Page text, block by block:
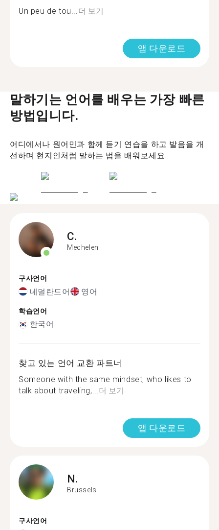
Un peu de tou... 더 보기
앱 다운로드
말하기는 언어를 배우는 가장 빠른
방법입니다.
어디에서나 원어민과 함께 듣기 연습을 하고 발음을 개
선하며 현지인처럼 말하는 법을 배워보세요.
C.
Mechelen
구사언어
네덜란드어 영어
학습언어
한국어
찾고 있는 언어 교환 파트너
Someone with the same mindset, who likes to
talk about traveling,...더 보기
앱 다운로드
N.
Brussels
구사언어